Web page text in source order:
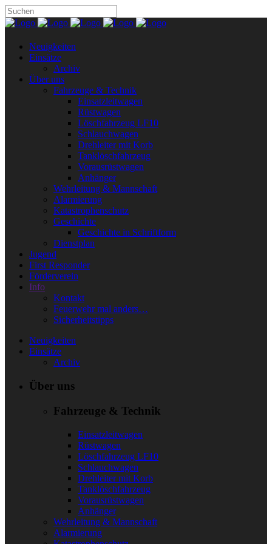
Neuigkeiten
Einsätze
Archiv
Über uns
Fahrzeuge & Technik
Einsatzleitwagen
Rüstwagen
Löschfahrzeug LF10
Schlauchwagen
Drehleiter mit Korb
Tanklöschfahrzeug
Vorausrüstwagen
Anhänger
Wehrleitung & Mannschaft
Alarmierung
Katastrophenschutz
Geschichte
Geschichte in Schriftform
Dienstplan
Jugend
First Responder
Förderverein
Info
Kontakt
Feuerwehr mal anders…
Sicherheitstipps
Neuigkeiten
Einsätze
Archiv
Über uns
Fahrzeuge & Technik
Einsatzleitwagen
Rüstwagen
Löschfahrzeug LF10
Schlauchwagen
Drehleiter mit Korb
Tanklöschfahrzeug
Vorausrüstwagen
Anhänger
Wehrleitung & Mannschaft
Alarmierung